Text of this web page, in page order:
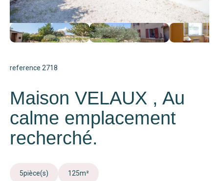
Notre City Guide
reference 2718
Maison VELAUX , Au
calme emplacement
recherché.
5pièce(s) 125m²